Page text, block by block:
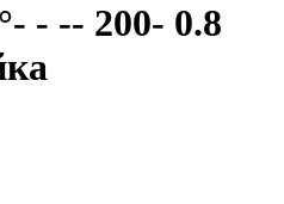
- -- 200- 0.8